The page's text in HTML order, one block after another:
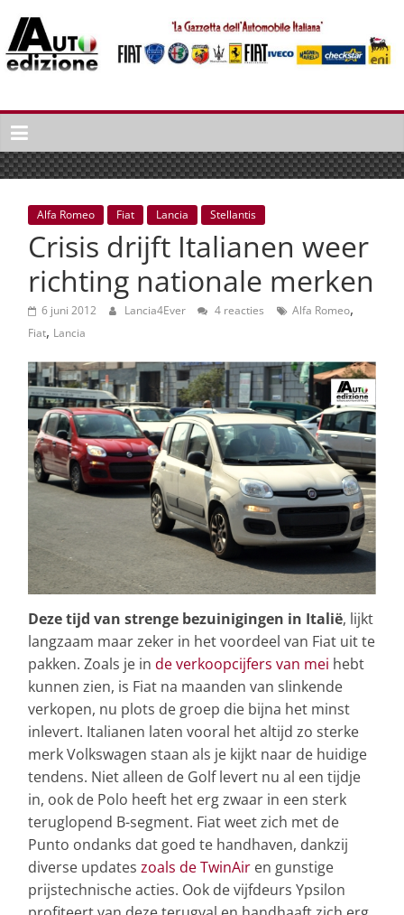
naar
inhoud
Auto
Edizione
La
Gazetta
dell'Automobile
Italiana
Italiaans
autonieuws
lifestyle
Alfa Romeo Fiat Lancia Stellantis
Crisis drijft Italianen weer
richting nationale merken
6 juni 2012 Lancia4Ever 4 reacties Alfa Romeo,
Fiat, Lancia
Deze tijd van strenge bezuinigingen in Italië, lijkt
langzaam maar zeker in het voordeel van Fiat uit te
pakken. Zoals je in de verkoopcijfers van mei hebt
kunnen zien, is Fiat na maanden van slinkende
verkopen, nu plots de groep die bijna het minst
inlevert. Italianen laten vooral het altijd zo sterke
merk Volkswagen staan als je kijkt naar de huidige
tendens. Niet alleen de Golf levert nu al een tijdje
in, ook de Polo heeft het erg zwaar in een sterk
teruglopend B-segment. Fiat weet zich met de
Punto ondanks dat goed te handhaven, dankzij
diverse updates zoals de TwinAir en gunstige
prijstechnische acties. Ook de vijfdeurs Ypsilon